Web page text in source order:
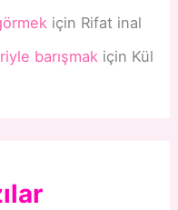
için Rifat inal
barışmak için Kül